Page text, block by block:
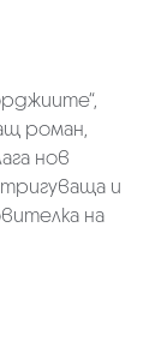
роман,
нов
и
на